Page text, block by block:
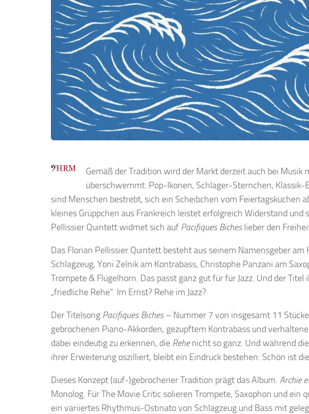
Gemäß der Tradition wird der Markt derzeit auch bei Musik
überschwemmt. Pop-Ikonen, Schlager-Sternchen, Klassik-
sind Menschen bestrebt, sich ein Scheibchen vom Feiertagskuchen
kleines Grüppchen aus Frankreich leistet erfolgreich Widerstand und
Pellissier Quintett widmet sich auf Pacifiques Bicheslieber den
Das Florian Pellissier Quintett besteht aus seinem Namensgeber am
Schlagzeug, Yoni Zelnik am Kontrabass, Christophe Panzani am
Trompete & Flügelhorn. Das passt ganz gut für für Jazz. Und der
„friedliche Rehe“. Im Ernst? Rehe im Jazz?
Der Titelsong Pacifiques Biches– Nummer 7 von insgesamt 11
gebrochenen Piano-Akkorden, gezupftem Kontrabass und
dabei eindeutig zu erkennen, die Rehenicht so ganz. Und während
ihrer Erweiterung oszilliert, bleibt ein Eindruck bestehen: Schön ist
Dieses Konzept (auf-)gebrochener Tradition prägt das Album. Archie
Monolog. Für The Movie Critic solieren Trompete, Saxophon und ein
ein variiertes Rhythmus-Ostinato von Schlagzeug und Bass mit